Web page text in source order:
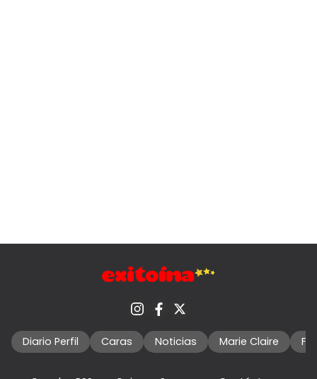
Diario Perfil Caras Noticias Marie Claire